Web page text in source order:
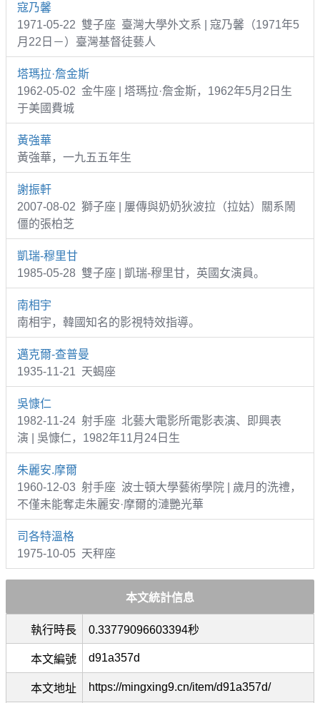
寇乃馨
1971-05-22 雙子座 臺灣大學外文系 | 寇乃馨（1971年5
月22日－）臺灣基督徒藝人
塔瑪拉·詹金斯
1962-05-02 金牛座 | 塔瑪拉·詹金斯，1962年5月2日生
于美國費城
黃強華
黃強華，一九五五年生
謝振軒
2007-08-02 獅子座 | 屢傳與奶奶狄波拉（拉姑）關系鬧
僵的張柏芝
凱瑞-穆里甘
1985-05-28 雙子座 | 凱瑞-穆里甘，英國女演員。
南相宇
南相宇，韓國知名的影視特效指導。
邁克爾-查普曼
1935-11-21 天蝎座
吳慷仁
1982-11-24 射手座 北藝大電影所電影表演、即興表
演 | 吳慷仁，1982年11月24日生
朱麗安.摩爾
1960-12-03 射手座 波士頓大學藝術學院 | 歲月的洗禮，
不僅未能奪走朱麗安·摩爾的漣艷光華
司各特溫格
1975-10-05 天秤座
本文統計信息
執行時長 0.33779096603394秒
本文編號 d91a357d
本文地址 https://mingxing9.cn/item/d91a357d/